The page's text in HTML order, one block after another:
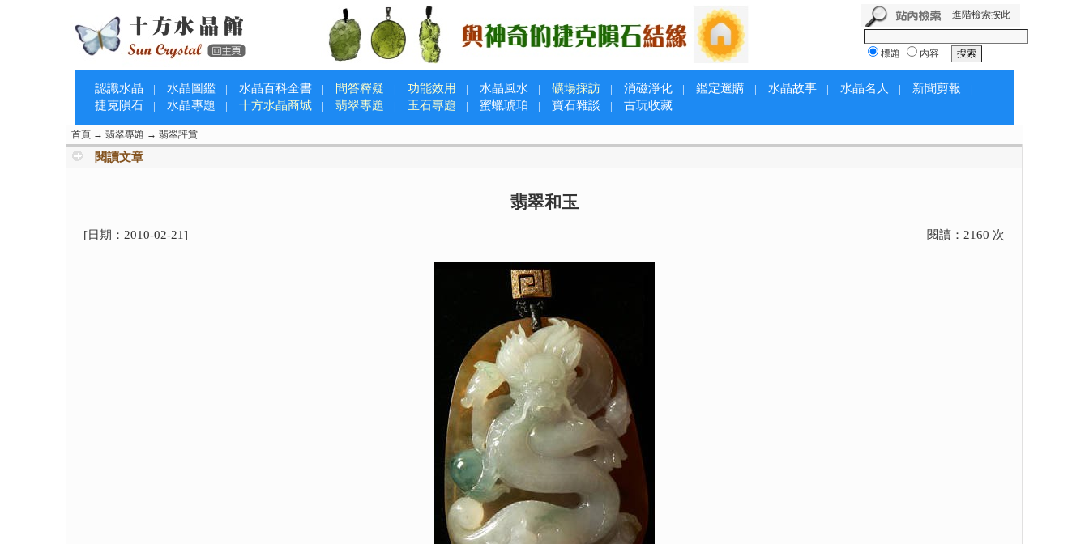
進階檢索按此
標題 內容
認識水晶 | 水晶圖鑑 | 水晶百科全書 | 問答釋疑 | 功能效用 | 水晶風水 | 礦場採訪 | 消磁淨化 | 鑑定選購 | 水晶故事 | 水晶名人 | 新聞剪報 |
捷克隕石 | 水晶專題 | 十方水晶商城 | 翡翠專題 | 玉石專題 | 蜜蠟琥珀 | 寶石雜談 | 古玩收藏
首頁 → 翡翠專題 → 翡翠評賞
閱讀文章
翡翠和玉
[日期： 2010-02-21] 閱讀： 2160 次